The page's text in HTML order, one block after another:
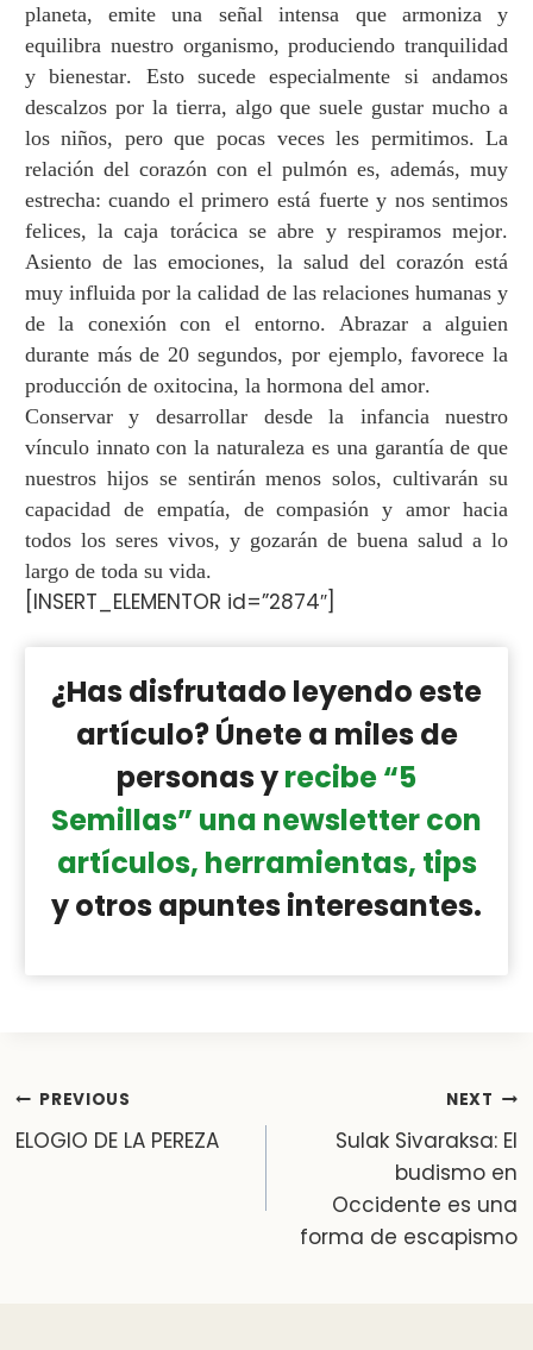
planeta, emite una señal intensa que armoniza y
equilibra nuestro organismo, produciendo tranquilidad
y bienestar. Esto sucede especialmente si andamos
descalzos por la tierra, algo que suele gustar mucho a
los niños, pero que pocas veces les permitimos. La
relación del corazón con el pulmón es, además, muy
estrecha: cuando el primero está fuerte y nos sentimos
felices, la caja torácica se abre y respiramos mejor.
Asiento de las emociones, la salud del corazón está
muy influida por la calidad de las relaciones humanas y
de la conexión con el entorno. Abrazar a alguien
durante más de 20 segundos, por ejemplo, favorece la
producción de oxitocina, la hormona del amor.
Conservar y desarrollar desde la infancia nuestro
vínculo innato con la naturaleza es una garantía de que
nuestros hijos se sentirán menos solos, cultivarán su
capacidad de empatía, de compasión y amor hacia
todos los seres vivos, y gozarán de buena salud a lo
largo de toda su vida.
[INSERT_ELEMENTOR id=”2874″]
¿Has disfrutado leyendo este
artículo? Únete a miles de
personas yrecibe “5
Semillas” una newsletter con
artículos, herramientas, tips
y otros apuntes interesantes.
Post
PREVIOUS
ELOGIO DE LA PEREZA
NEXT
Sulak Sivaraksa: El
budismo en
Occidente es una
forma de escapismo